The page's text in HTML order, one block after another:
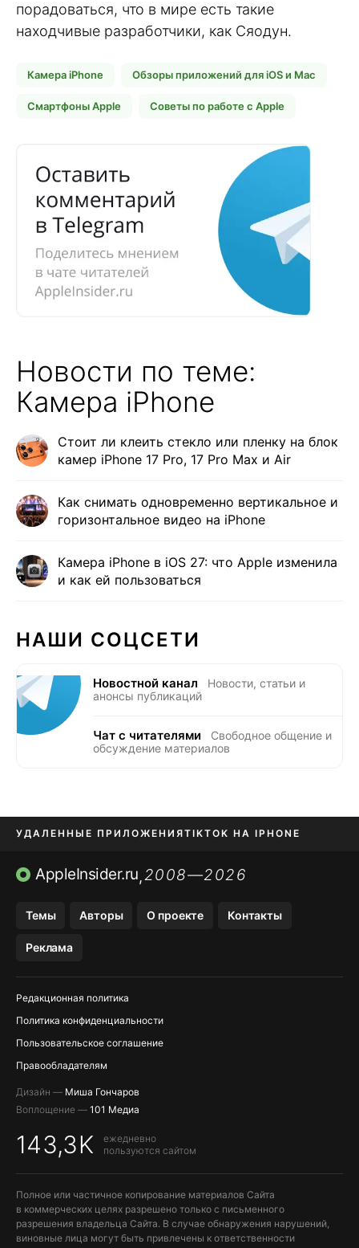
порадоваться, что в мире есть такие
находчивые разработчики, как Сяодун.
Камера iPhone Обзоры приложений для iOS и Mac
Смартфоны Apple Советы по работе с Apple
Новости по теме:
Камера iPhone
Стоит ли клеить стекло или пленку на блок
камер iPhone 17 Pro, 17 Pro Max и Air
Как снимать одновременно вертикальное и
горизонтальное видео на iPhone
Камера iPhone в iOS 27: что Apple изменила
и как ей пользоваться
НАШИ СОЦСЕТИ
Новостной канал
Новости, статьи и
анонсы публикаций
Чат с читателями
Свободное общение и
обсуждение материалов
УДАЛЕННЫЕ ПРИЛОЖЕНИЯTIKTOK НА IPHONE
ПРИЛОЖЕНИЯ БЕЗ APP STORE
AppleInsider.ru,2008—2026
Темы Авторы О проекте Контакты
Реклама
Редакционная политика
Политика конфиденциальности
Пользовательское соглашение
Правообладателям
Дизайн — Миша Гончаров
Воплощение — 101 Медиа
143,3K
ежедневно
пользуются сайтом
Полное или частичное копирование материалов Сайта
в коммерческих целях разрешено только с письменного
разрешения владельца Сайта. В случае обнаружения нарушений,
виновные лица могут быть привлечены к ответственности